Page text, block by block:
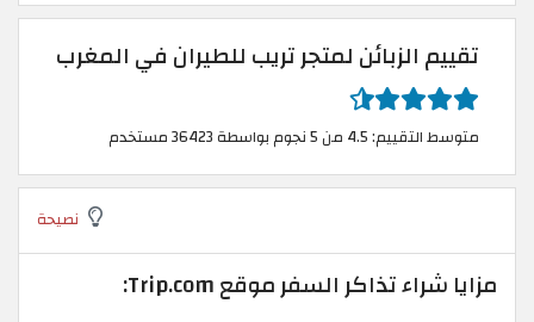
تقييم الزبائن لمتجر تريب للطيران في المغرب
متوسط التقييم: 4.5 من 5 نجوم بواسطة 36423 مستخدم
نصيحة
مزايا شراء تذاكر السفر موقع Trip.com: